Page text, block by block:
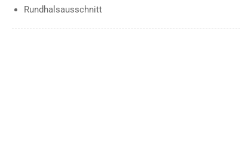
Rundhalsausschnitt